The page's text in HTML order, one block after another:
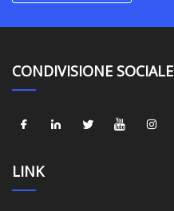
CONDIVISIONE SOCIALE
LINK